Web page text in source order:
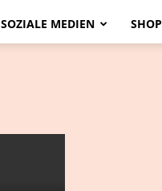
SOZIALE MEDIEN SHOP